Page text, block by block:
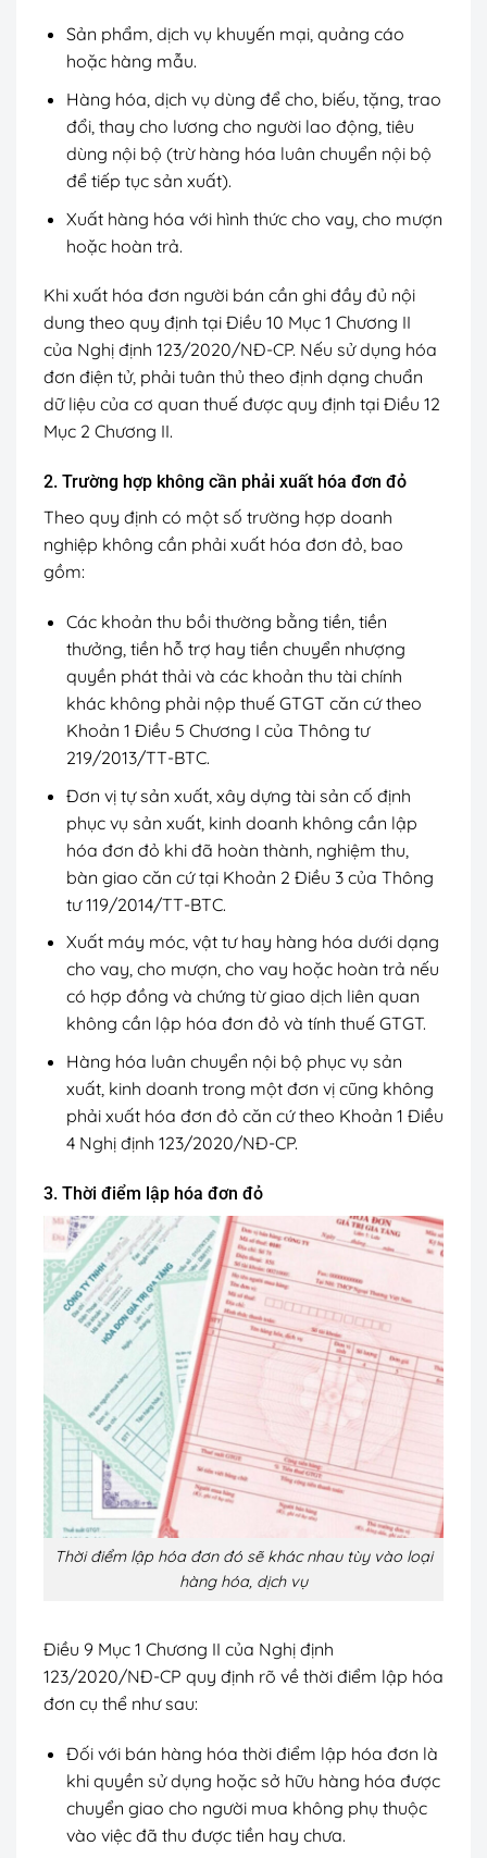
Sản phẩm, dịch vụ khuyến mại, quảng cáo
hoặc hàng mẫu.
Hàng hóa, dịch vụ dùng để cho, biếu, tặng, trao
đổi, thay cho lương cho người lao động, tiêu
dùng nội bộ (trừ hàng hóa luân chuyển nội bộ
để tiếp tục sản xuất).
Xuất hàng hóa với hình thức cho vay, cho mượn
hoặc hoàn trả.
Khi xuất hóa đơn người bán cần ghi đầy đủ nội
dung theo quy định tại Điều 10 Mục 1 Chương II
của Nghị định 123/2020/NĐ-CP. Nếu sử dụng hóa
đơn điện tử, phải tuân thủ theo định dạng chuẩn
dữ liệu của cơ quan thuế được quy định tại Điều 12
Mục 2 Chương II.
2. Trường hợp không cần phải xuất hóa đơn đỏ
Theo quy định có một số trường hợp doanh
nghiệp không cần phải xuất hóa đơn đỏ, bao
gồm:
Các khoản thu bồi thường bằng tiền, tiền
thưởng, tiền hỗ trợ hay tiền chuyển nhượng
quyền phát thải và các khoản thu tài chính
khác không phải nộp thuế GTGT căn cứ theo
Khoản 1 Điều 5 Chương I của Thông tư
219/2013/TT-BTC.
Đơn vị tự sản xuất, xây dựng tài sản cố định
phục vụ sản xuất, kinh doanh không cần lập
hóa đơn đỏ khi đã hoàn thành, nghiệm thu,
bàn giao căn cứ tại Khoản 2 Điều 3 của Thông
tư 119/2014/TT-BTC.
Xuất máy móc, vật tư hay hàng hóa dưới dạng
cho vay, cho mượn, cho vay hoặc hoàn trả nếu
có hợp đồng và chứng từ giao dịch liên quan
không cần lập hóa đơn đỏ và tính thuế GTGT.
Hàng hóa luân chuyển nội bộ phục vụ sản
xuất, kinh doanh trong một đơn vị cũng không
phải xuất hóa đơn đỏ căn cứ theo Khoản 1 Điều
4 Nghị định 123/2020/NĐ-CP.
3. Thời điểm lập hóa đơn đỏ
Thời điểm lập hóa đơn đó sẽ khác nhau tùy vào loại
hàng hóa, dịch vụ
Điều 9 Mục 1 Chương II của Nghị định
123/2020/NĐ-CP quy định rõ về thời điểm lập hóa
đơn cụ thể như sau:
Đối với bán hàng hóa thời điểm lập hóa đơn là
khi quyền sử dụng hoặc sở hữu hàng hóa được
chuyển giao cho người mua không phụ thuộc
vào việc đã thu được tiền hay chưa.